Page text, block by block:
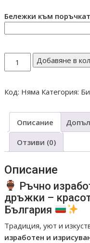
Бележки към
количество
за
23
Добавяне в
Код: Няма Категория:
Описание
Отзиви (0)
Описание
Ръчно
дръжки –
България
Традиция, уют и
изработен и